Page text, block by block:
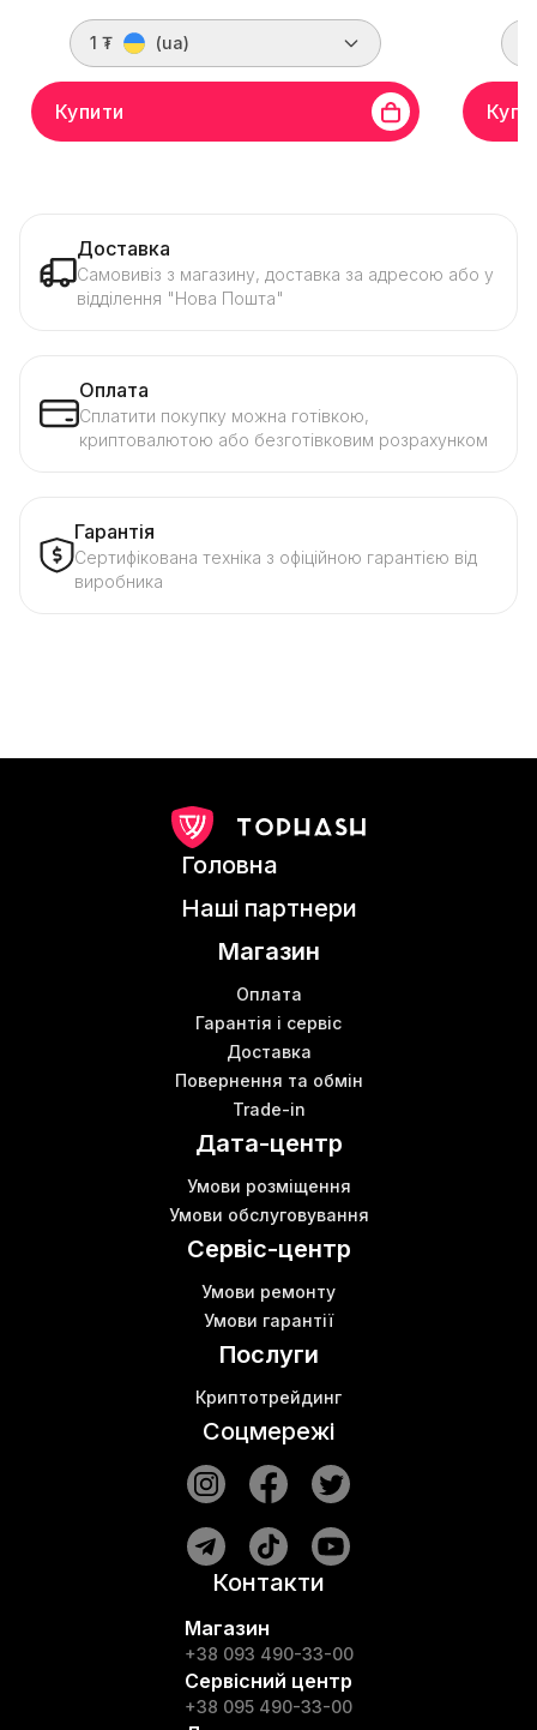
1 ₮ (ua)
Купити
Доставка
Самовивіз з магазину, доставка за адресою або у
відділення "Нова Пошта"
Оплата
Сплатити покупку можна готівкою,
криптовалютою або безготівковим розрахунком
Гарантія
Сертифікована техніка з офіційною гарантією від
виробника
Головна
Наші партнери
Магазин
Оплата
Гарантія і сервіс
Доставка
Повернення та обмін
Trade-in
Дата-центр
Умови розміщення
Умови обслуговування
Сервіс-центр
Умови ремонту
Умови гарантії
Послуги
Криптотрейдинг
Соцмережі
Контакти
Магазин
+38 093 490-33-00
Сервісний центр
+38 095 490-33-00